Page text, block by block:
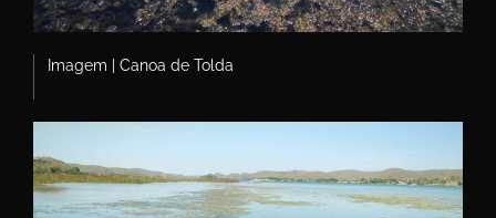
Imagem | Canoa de Tolda